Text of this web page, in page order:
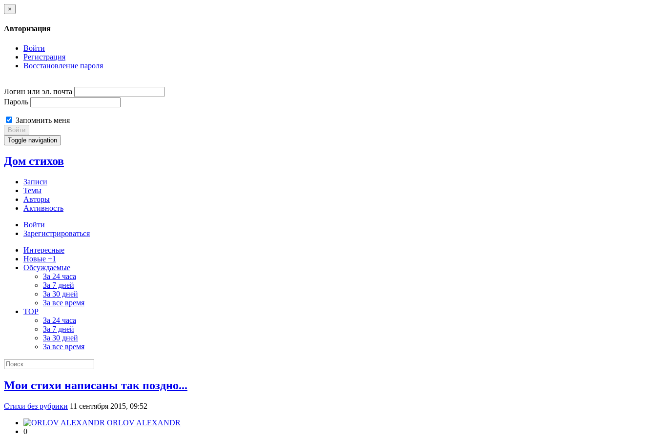
×
Авторизация
Войти
Регистрация
Восстановление пароля
Логин или эл. почта
Пароль
Запомнить меня
Войти
Toggle navigation
Дом стихов
Записи
Темы
Авторы
Активность
Войти
Зарегистрироваться
Интересные
Новые +1
Обсуждаемые
За 24 часа
За 7 дней
За 30 дней
За все время
TOP
За 24 часа
За 7 дней
За 30 дней
За все время
Мои стихи написаны так поздно...
Стихи без рубрики 11 сентября 2015, 09:52
ORLOV ALEXANDR
0